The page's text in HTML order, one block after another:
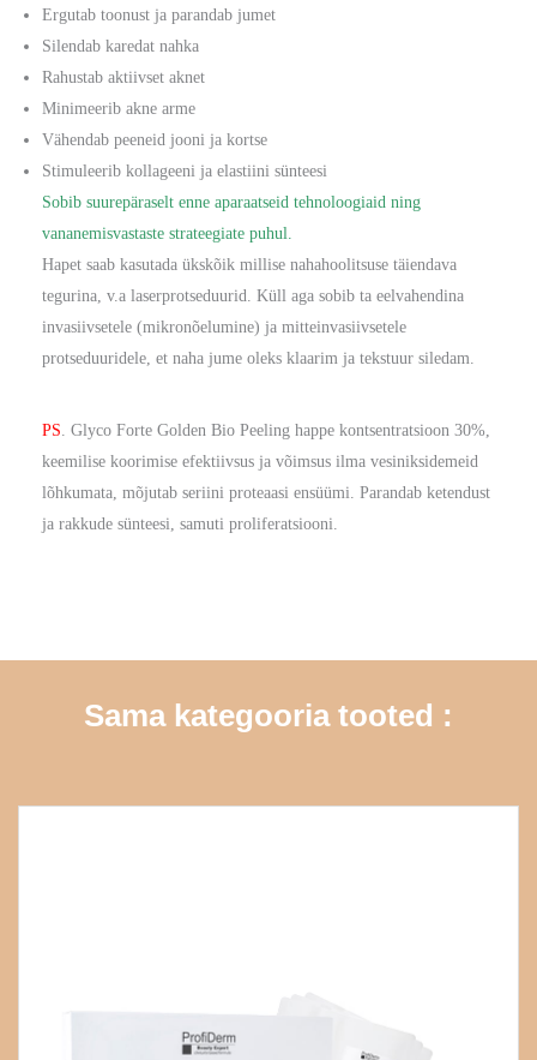
Ergutab toonust ja parandab jumet
Silendab karedat nahka
Rahustab aktiivset aknet
Minimeerib akne arme
Vähendab peeneid jooni ja kortse
Stimuleerib kollageeni ja elastiini sünteesi
Sobib suurepäraselt enne aparaatseid tehnoloogiaid ning
vananemisvastaste strateegiate puhul.
Hapet saab kasutada ükskõik millise nahahoolitsuse täiendava
tegurina, v.a laserprotseduurid. Küll aga sobib ta eelvahendina
invasiivsetele (mikronõelumine) ja mitteinvasiivsetele
protseduuridele, et naha jume oleks klaarim ja tekstuur siledam.
PS. Glyco Forte Golden Bio Peeling happe kontsentratsioon 30%,
keemilise koorimise efektiivsus ja võimsus ilma vesiniksidemeid
lõhkumata, mõjutab seriini proteaasi ensüümi. Parandab ketendust
ja rakkude sünteesi, samuti proliferatsiooni.
Sama kategooria tooted :